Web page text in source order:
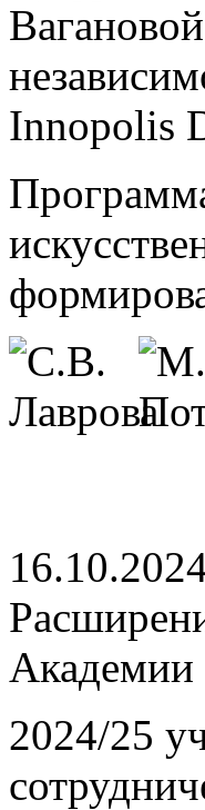
Innopolis
Академии
2024/25